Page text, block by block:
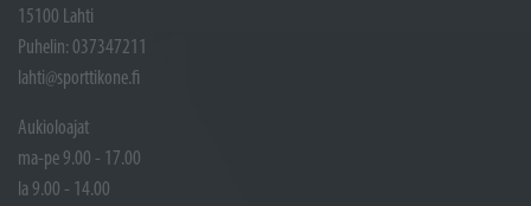
15100 Lahti
Puhelin: 037347211
lahti@sporttikone.fi
Aukioloajat
ma-pe 9.00 - 17.00
la 9.00 - 14.00